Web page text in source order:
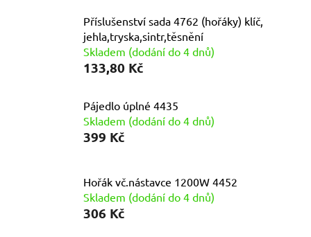
Příslušenství sada 4762 (hořáky) klíč,
jehla,tryska,sintr,těsnění
Skladem (dodání do 4 dnů)
133,80 Kč
Pájedlo úplné 4435
Skladem (dodání do 4 dnů)
399 Kč
Hořák vč.nástavce 1200W 4452
Skladem (dodání do 4 dnů)
306 Kč